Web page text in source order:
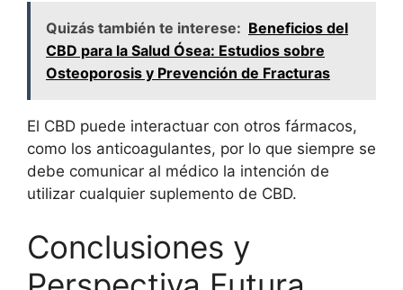
Quizás también te interese: Beneficios del
CBD para la Salud Ósea: Estudios sobre
Osteoporosis y Prevención de Fracturas
El CBD puede interactuar con otros fármacos,
como los anticoagulantes, por lo que siempre se
debe comunicar al médico la intención de
utilizar cualquier suplemento de CBD.
Conclusiones y